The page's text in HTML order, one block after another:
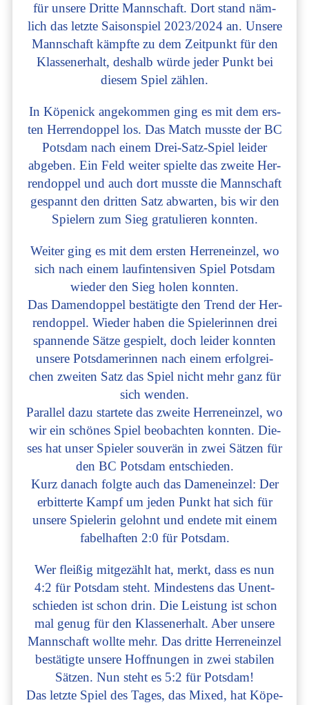
für unse­re Drit­te Mann­schaft. Dort stand näm­
lich das letz­te Sai­son­spiel 2023/2024 an. Unse­re
Mann­schaft kämpf­te zu dem Zeit­punkt für den
Klas­sen­er­halt, des­halb wür­de jeder Punkt bei
die­sem Spiel zählen.
In Köpe­nick ange­kom­men ging es mit dem ers­
ten Her­ren­dop­pel los. Das Match muss­te der BC
Potsdam nach einem Drei-Satz-Spiel lei­der
abge­ben. Ein Feld wei­ter spiel­te das zwei­te Her­
ren­dop­pel und auch dort muss­te die Mann­schaft
gespannt den drit­ten Satz abwar­ten, bis wir den
Spie­lern zum Sieg gra­tu­lie­ren konnten.
Wei­ter ging es mit dem ers­ten Her­ren­ein­zel, wo
sich nach einem lauf­in­ten­si­ven Spiel Potsdam
wie­der den Sieg holen konn­ten.
Das Damen­dop­pel bestä­tig­te den Trend der Her­
ren­dop­pel. Wie­der haben die Spie­le­rin­nen drei
span­nen­de Sät­ze gespielt, doch lei­der konn­ten
unse­re Pots­da­me­rin­nen nach einem erfolg­rei­
chen zwei­ten Satz das Spiel nicht mehr ganz für
sich wen­den.
Par­al­lel dazu star­te­te das zwei­te Her­ren­ein­zel, wo
wir ein schö­nes Spiel beob­ach­ten konn­ten. Die­
ses hat unser Spie­ler sou­ve­rän in zwei Sät­zen für
den BC Potsdam ent­schie­den.
Kurz danach folg­te auch das Damen­ein­zel: Der
erbit­ter­te Kampf um jeden Punkt hat sich für
unse­re Spie­le­rin gelohnt und ende­te mit einem
fabel­haf­ten 2:0 für Potsdam.
Wer flei­ßig mit­ge­zählt hat, merkt, dass es nun
4:2 für Potsdam steht. Min­des­tens das Unent­
schie­den ist schon drin. Die Leis­tung ist schon
mal genug für den Klas­sen­er­halt. Aber unse­re
Mann­schaft woll­te mehr. Das drit­te Her­ren­ein­zel
bestä­tig­te unse­re Hoff­nun­gen in zwei sta­bi­len
Sät­zen. Nun steht es 5:2 für Potsdam!
Das letz­te Spiel des Tages, das Mixed, hat Köpe­